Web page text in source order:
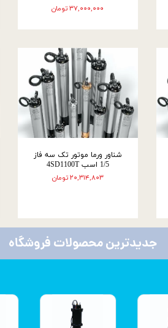
۳۷,۰۰۰,۰۰۰ تومان
شناور ورما موتور تک سه فاز
1/5 اسب 4SD1100T
۲۰,۳۱۴,۸۰۳ تومان
جدیدترین محصولات فروشگاه